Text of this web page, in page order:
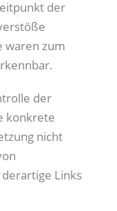
der
waren zum
der
konkrete
nicht
Links